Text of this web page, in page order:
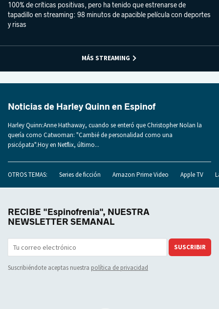
100% de críticas positivas, pero ha tenido que estrenarse de
tapadillo en streaming: 98 minutos de apacible película con deportes
y risas
MÁS STREAMING
Noticias de Harley Quinn en Espinof
Harley Quinn:Anne Hathaway, cuando se enteró que Christopher Nolan la
quería como Catwoman: "Cambié de personalidad como una
psicópata".Hoy en Netflix, último...
OTROS TEMAS: Series de ficción Amazon Prime Video Apple TV
RECIBE "Espinofrenia", NUESTRA
NEWSLETTER SEMANAL
SUSCRIBIR
Suscribiéndote aceptas nuestra política de privacidad